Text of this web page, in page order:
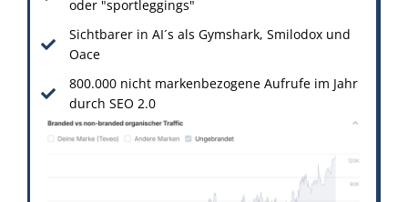
oder "sportleggings"
Sichtbarer in AI´s als Gymshark, Smilodox und
Oace
800.000 nicht markenbezogene Aufrufe im Jahr
durch SEO 2.0